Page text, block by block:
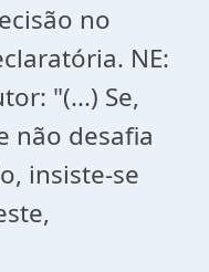
no
NE:
"(...) Se,
não desafia
insiste-se